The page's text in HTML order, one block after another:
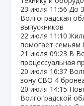
23 июля 11:56 До
Волгоградская
выпускников
22 июля 11:10
помогает семьям
21 июля 09:23 В
процессуальная
20 июля 16:37
зону СВО 4
20 июля 14:15
Волгоградской